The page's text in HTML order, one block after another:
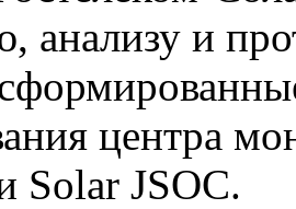
анализу и
центра
Solar JSOC.